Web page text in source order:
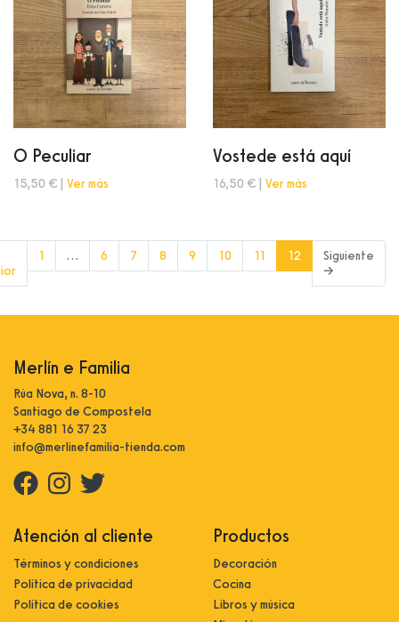
O Peculiar
15,50 € | Ver más
Vostede está aquí
16,50 € | Ver más
1 … 6 7 8 9 10 11 12 (current)
Siguiente
→
Merlín e Familia
Rúa Nova, n. 8-10
Santiago de Compostela
+34 881 16 37 23
info@merlinefamilia-tienda.com
Atención al cliente
Términos y condiciones
Política de privacidad
Política de cookies
Productos
Decoración
Cocina
Libros y música